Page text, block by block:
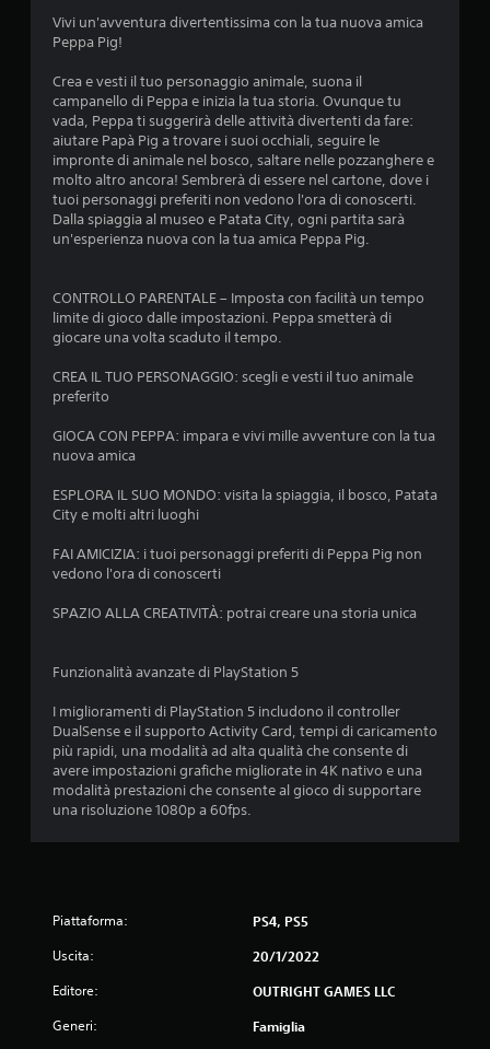
i
d
3
.
3
t
e
l
e
u
i
n
q
Vivi un'avventura divertentissima con la tua nuova amica
Peppa Pig!
Crea e vesti il tuo personaggio animale, suona il
campanello di Peppa e inizia la tua storia. Ovunque tu
vada, Peppa ti suggerirà delle attività divertenti da fare:
aiutare Papà Pig a trovare i suoi occhiali, seguire le
impronte di animale nel bosco, saltare nelle pozzanghere e
molto altro ancora! Sembrerà di essere nel cartone, dove i
tuoi personaggi preferiti non vedono l'ora di conoscerti.
Dalla spiaggia al museo e Patata City, ogni partita sarà
un'esperienza nuova con la tua amica Peppa Pig.
CONTROLLO PARENTALE – Imposta con facilità un tempo
limite di gioco dalle impostazioni. Peppa smetterà di
giocare una volta scaduto il tempo.
CREA IL TUO PERSONAGGIO: scegli e vesti il tuo animale
preferito
GIOCA CON PEPPA: impara e vivi mille avventure con la tua
nuova amica
ESPLORA IL SUO MONDO: visita la spiaggia, il bosco, Patata
City e molti altri luoghi
FAI AMICIZIA: i tuoi personaggi preferiti di Peppa Pig non
vedono l'ora di conoscerti
SPAZIO ALLA CREATIVITÀ: potrai creare una storia unica
Funzionalità avanzate di PlayStation 5
I miglioramenti di PlayStation 5 includono il controller
DualSense e il supporto Activity Card, tempi di caricamento
più rapidi, una modalità ad alta qualità che consente di
avere impostazioni grafiche migliorate in 4K nativo e una
modalità prestazioni che consente al gioco di supportare
una risoluzione 1080p a 60fps.
Piattaforma: PS4, PS5
Uscita: 20/1/2022
Editore: OUTRIGHT GAMES LLC
Generi: Famiglia